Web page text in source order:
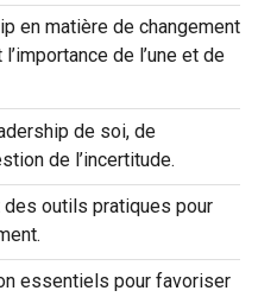
en matière de changement
de l’une et de
de soi, de
de l’incertitude.
outils pratiques pour
essentiels pour favoriser